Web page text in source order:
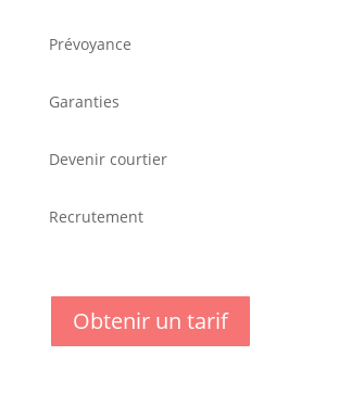
Prévoyance
Garanties
Devenir courtier
Recrutement
Obtenir un tarif